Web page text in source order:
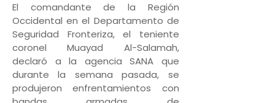
El comandante de la Región
Occidental en el Departamento de
Seguridad Fronteriza, el teniente
coronel Muayad Al-Salamah,
declaró a la agencia SANA que
durante la semana pasada, se
produjeron enfrentamientos con